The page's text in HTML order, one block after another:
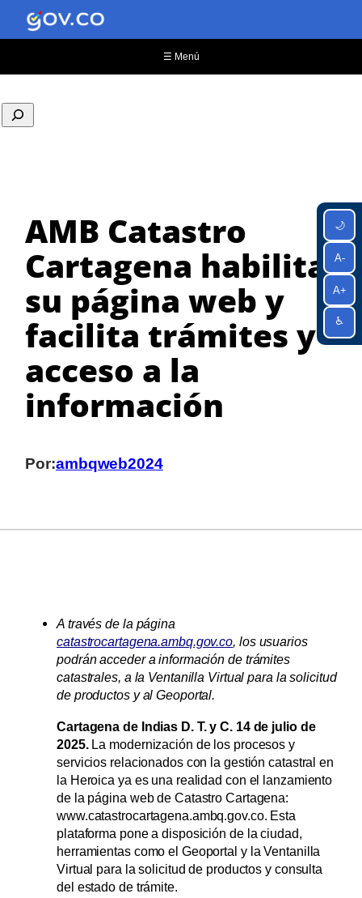
🌙
A-
A+
♿
contenido
☰ Menú
AMB Catastro
Cartagena habilita
su página web y
facilita trámites y
acceso a la
información
Por:ambqweb2024
A través de la página
catastrocartagena.ambq.gov.co, los usuarios
podrán acceder a información de trámites
catastrales, a la Ventanilla Virtual para la solicitud
de productos y al Geoportal.
Cartagena de Indias D. T. y C. 14 de julio de
2025.La modernización de los procesos y
servicios relacionados con la gestión catastral en
la Heroica ya es una realidad con el lanzamiento
de la página web de Catastro Cartagena:
www.catastrocartagena.ambq.gov.co. Esta
plataforma pone a disposición de la ciudad,
herramientas como el Geoportal y la Ventanilla
Virtual para la solicitud de productos y consulta
del estado de trámite.